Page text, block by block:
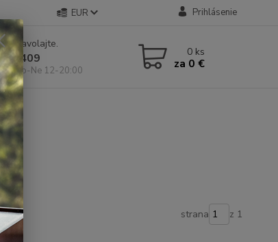
EUR Prihlásenie
Zavolajte.
409
So-Ne 12-20:00
0 ks
za 0 €
strana z 1